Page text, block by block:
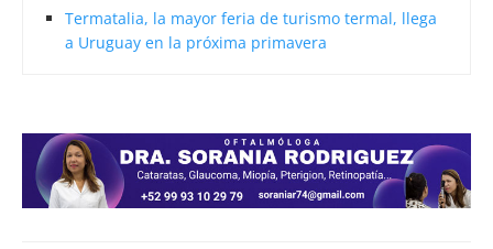
Termatalia, la mayor feria de turismo termal, llega
a Uruguay en la próxima primavera